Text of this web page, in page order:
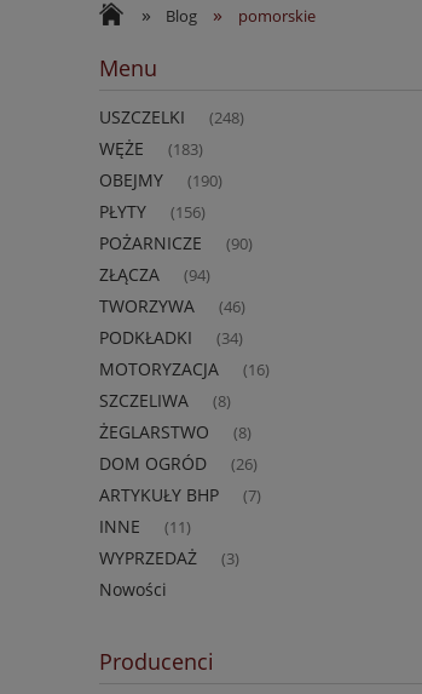
» Blog » pomorskie
Menu
USZCZELKI (248)
WĘŻE (183)
OBEJMY (190)
PŁYTY (156)
POŻARNICZE (90)
ZŁĄCZA (94)
TWORZYWA (46)
PODKŁADKI (34)
MOTORYZACJA (16)
SZCZELIWA (8)
ŻEGLARSTWO (8)
DOM OGRÓD (26)
ARTYKUŁY BHP (7)
INNE (11)
WYPRZEDAŻ (3)
Nowości
Producenci